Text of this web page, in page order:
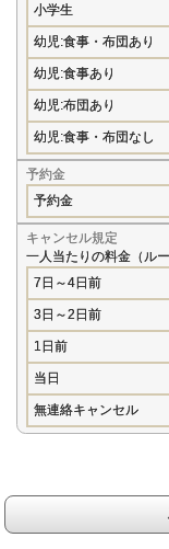
小学生
幼児:食事・布団あり
幼児:食事あり
幼児:布団あり
幼児:食事・布団なし
予約金
予約金
キャンセル規定
一人当たりの料金（ル
7日～4日前
3日～2日前
1日前
当日
無連絡キャンセル